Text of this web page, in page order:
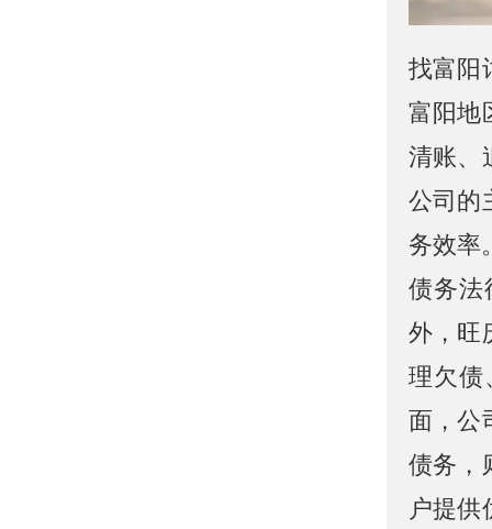
找富阳
富阳地
清账、
公司的
务效率
债务法
外，旺
理欠债
面，公
债务，
户提供